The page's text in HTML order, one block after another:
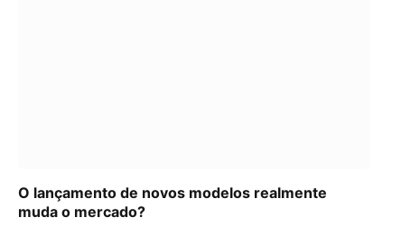
O lançamento de novos modelos realmente
muda o mercado?